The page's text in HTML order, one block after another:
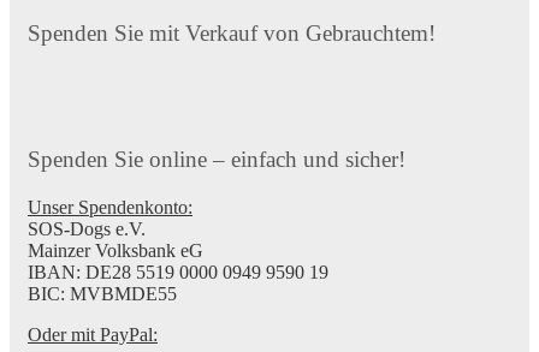
Spenden Sie mit Verkauf von Gebrauchtem!
Spenden Sie online – einfach und sicher!
Unser Spendenkonto:
SOS-Dogs e.V.
Mainzer Volksbank eG
IBAN: DE28 5519 0000 0949 9590 19
BIC: MVBMDE55
Oder mit PayPal: